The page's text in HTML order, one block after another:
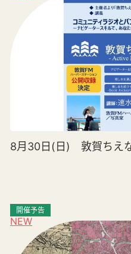
8月30日(日) 敦賀ちえ
NEW
開催予告